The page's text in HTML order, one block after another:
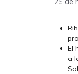
El
a